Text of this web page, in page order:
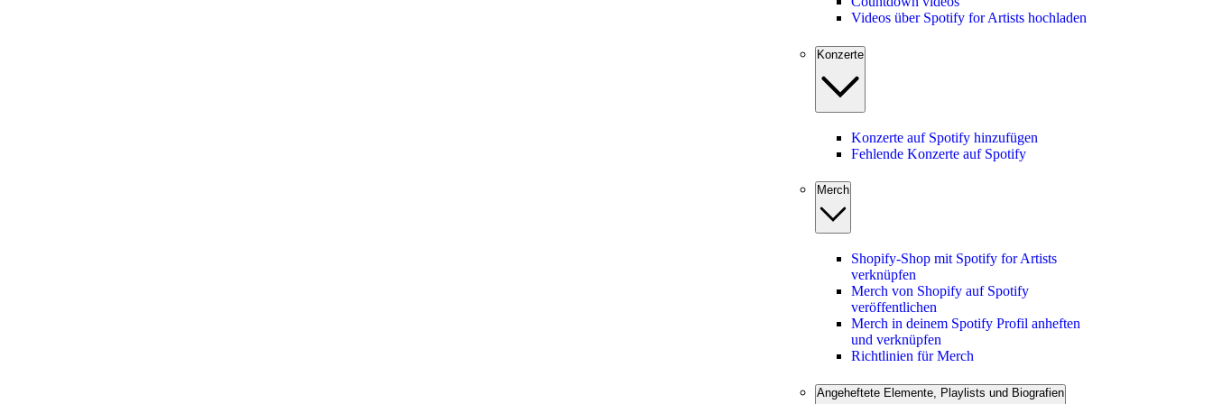
Videos über Spotify for Artists hochladen
Konzerte
Konzerte auf Spotify hinzufügen
Fehlende Konzerte auf Spotify
Merch
Shopify-Shop mit Spotify for Artists
verknüpfen
Merch von Shopify auf Spotify
veröffentlichen
Merch in deinem Spotify Profil anheften
und verknüpfen
Richtlinien für Merch
Angeheftete Elemente, Playlists und Biografien